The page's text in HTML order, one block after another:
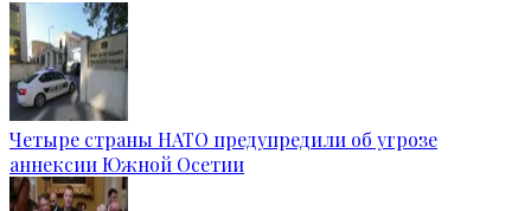
Четыре страны НАТО предупредили об угрозе
аннексии Южной Осетии